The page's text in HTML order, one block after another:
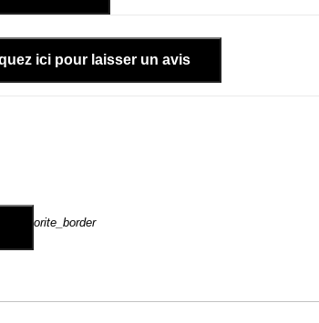
ici pour laisser un avis
favorite_border